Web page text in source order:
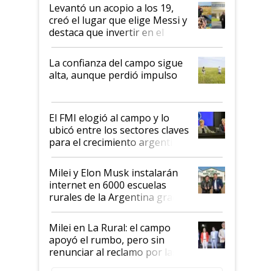
Levantó un acopio a los 19,
creó el lugar que elige Messi y
destaca que invertir en el
kirchnerismo era como "darle
plata a un hijo para droga":
Juan Félix Rossetti, el libertario
que de una dura crisis salió
de Milei
La confianza del campo sigue
alta, aunque perdió impulso
El FMI elogió al campo y lo
ubicó entre los sectores claves
para el crecimiento argentino
Milei y Elon Musk instalarán
internet en 6000 escuelas
rurales de la Argentina gracias
a un acuerdo con Starlink
Milei en La Rural: el campo
apoyó el rumbo, pero sin
renunciar al reclamo por las